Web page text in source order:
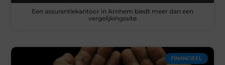
Een assurantiekantoor in Arnhem biedt meer dan een
vergelijkingssite
FINANCIEEL